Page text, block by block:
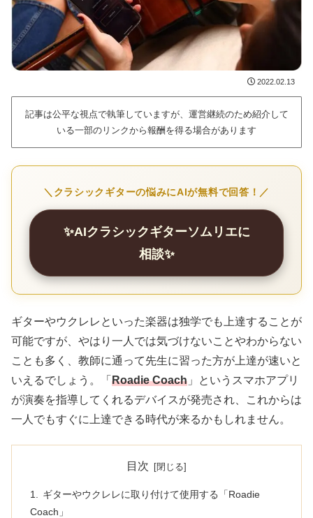
2022.02.13
記事は公平な視点で執筆していますが、運営継続のため紹介して
いる一部のリンクから報酬を得る場合があります
＼クラシックギターの悩みにAIが無料で回答！／
✨AIクラシックギターソムリエに
相談✨
ギターやウクレレといった楽器は独学でも上達することが
可能ですが、やはり一人では気づけないことやわからない
ことも多く、教師に通って先生に習った方が上達が速いと
いえるでしょう。「 Roadie Coach 」というスマホアプリ
が演奏を指導してくれるデバイスが発売され、これからは
一人でもすぐに上達できる時代が来るかもしれません。
目次
ギターやウクレレに取り付けて使用する「Roadie
Coach」